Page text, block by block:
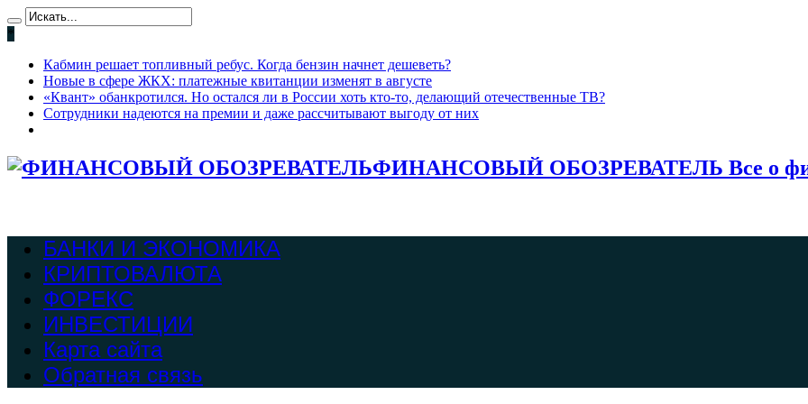
*
Кабмин решает топливный ребус. Когда бензин начнет дешеветь?
Новые в сфере ЖКХ: платежные квитанции изменят в августе
«Квант» обанкротился. Но остался ли в России хоть кто-то, делающий отечественные ТВ?
Сотрудники надеются на премии и даже рассчитывают выгоду от них
ФИНАНСОВЫЙ ОБОЗРЕВАТЕЛЬ Все о
БАНКИ И ЭКОНОМИКА
КРИПТОВАЛЮТА
ФОРЕКС
ИНВЕСТИЦИИ
Карта сайта
Обратная связь